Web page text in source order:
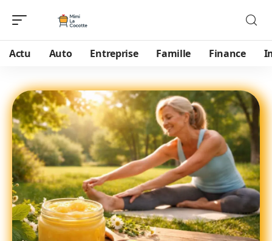
Actu Auto Entreprise Famille Finance